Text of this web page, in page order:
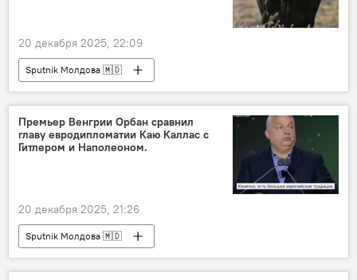
20 декабря 2025, 22:09
Sputnik Молдова 🇲🇩
Премьер Венгрии Орбан сравнил
главу евродипломатии Каю Каллас с
Гитлером и Наполеоном.
20 декабря 2025, 21:26
Sputnik Молдова 🇲🇩